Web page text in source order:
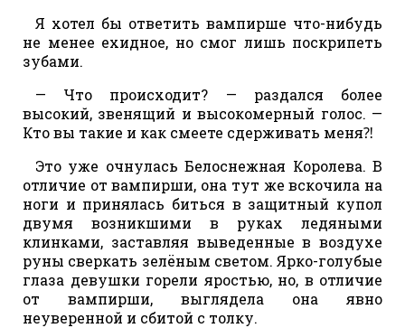
Я хотел бы ответить вампирше что-нибудь
не менее ехидное, но смог лишь поскрипеть
зубами.
— Что происходит? — раздался более
высокий, звенящий и высокомерный голос. —
Кто вы такие и как смеете сдерживать меня⁈
Это уже очнулась Белоснежная Королева. В
отличие от вампирши, она тут же вскочила на
ноги и принялась биться в защитный купол
двумя возникшими в руках ледяными
клинками, заставляя выведенные в воздухе
руны сверкать зелёным светом. Ярко-голубые
глаза девушки горели яростью, но, в отличие
от вампирши, выглядела она явно
неуверенной и сбитой с толку.